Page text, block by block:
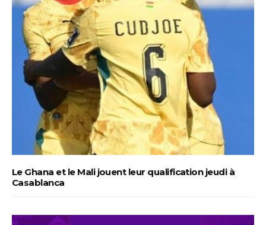
Le Ghana et le Mali jouent leur qualification jeudi à
Casablanca